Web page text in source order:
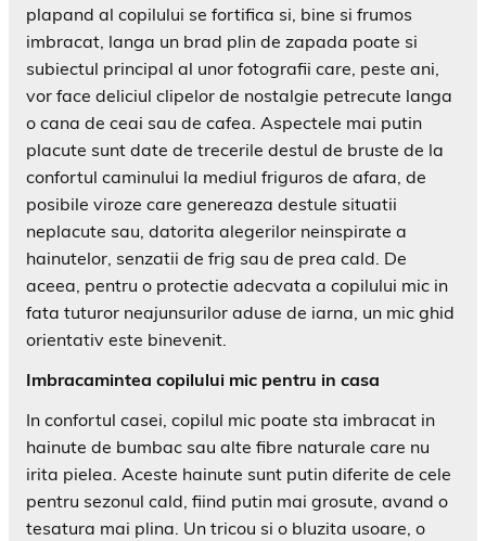
plapand al copilului se fortifica si, bine si frumos
imbracat, langa un brad plin de zapada poate si
subiectul principal al unor fotografii care, peste ani,
vor face deliciul clipelor de nostalgie petrecute langa
o cana de ceai sau de cafea. Aspectele mai putin
placute sunt date de trecerile destul de bruste de la
confortul caminului la mediul friguros de afara, de
posibile viroze care genereaza destule situatii
neplacute sau, datorita alegerilor neinspirate a
hainutelor, senzatii de frig sau de prea cald. De
aceea, pentru o protectie adecvata a copilului mic in
fata tuturor neajunsurilor aduse de iarna, un mic ghid
orientativ este binevenit.
Imbracamintea copilului mic pentru in casa
In confortul casei, copilul mic poate sta imbracat in
hainute de bumbac sau alte fibre naturale care nu
irita pielea. Aceste hainute sunt putin diferite de cele
pentru sezonul cald, fiind putin mai grosute, avand o
tesatura mai plina. Un tricou si o bluzita usoare, o